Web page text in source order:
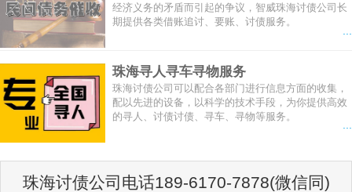
经济义务的矛盾而引起的争议，智威珠海讨债公司长
期提供各类借账追讨、要账、讨债服务。
珠海寻人寻车寻物服务
珠海讨债公司可以配合各部门进行信息方面的收集，
配以先进的设备，以科学的技术手段，为你提供高效
的寻人、讨债讨债、寻车、寻物等服务。
珠海讨债公司电话189-6170-7878(微信同)